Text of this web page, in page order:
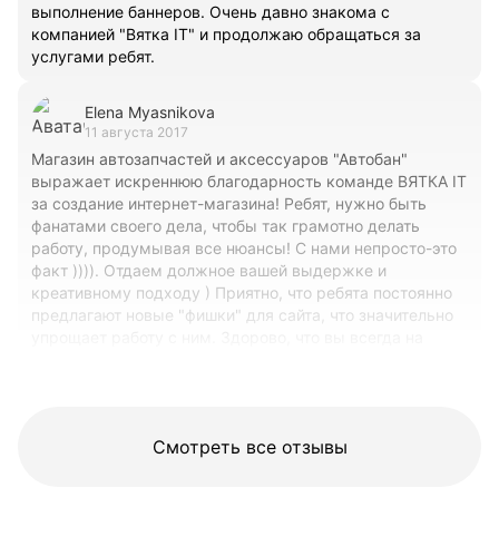
выполнение баннеров. Очень давно знакома с
компанией "Вятка IT" и продолжаю обращаться за
услугами ребят.
Elena Myasnikova
11 августа 2017
Магазин автозапчастей и аксессуаров "Автобан"
выражает искреннюю благодарность команде ВЯТКА IT
за создание интернет-магазина! Ребят, нужно быть
фанатами своего дела, чтобы так грамотно делать
работу, продумывая все нюансы! С нами непросто-это
факт )))). Отдаем должное вашей выдержке и
креативному подходу ) Приятно, что ребята постоянно
предлагают новые "фишки" для сайта, что значительно
Смотреть все отзывы